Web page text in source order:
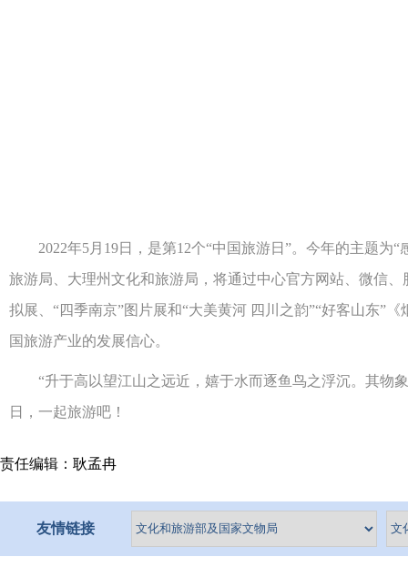
2022年5月19日，是第12个“中国旅游日”。今年的主题为“
旅游局、大理州文化和旅游局，将通过中心官方网站、微信
拟展、“四季南京”图片展和“大美黄河 四川之韵”“好客山东”
国旅游产业的发展信心。
“升于高以望江山之远近，嬉于水而逐鱼鸟之浮沉。其物象
日，一起旅游吧！
责任编辑：耿孟冉
友情链接